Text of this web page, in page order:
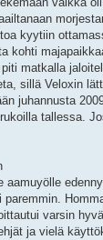
kyytiin
kohti
matkalla
sillä Veloxin
juhannusta
tallessa.
aamuyölle
paremmin.
varsin
ja vielä